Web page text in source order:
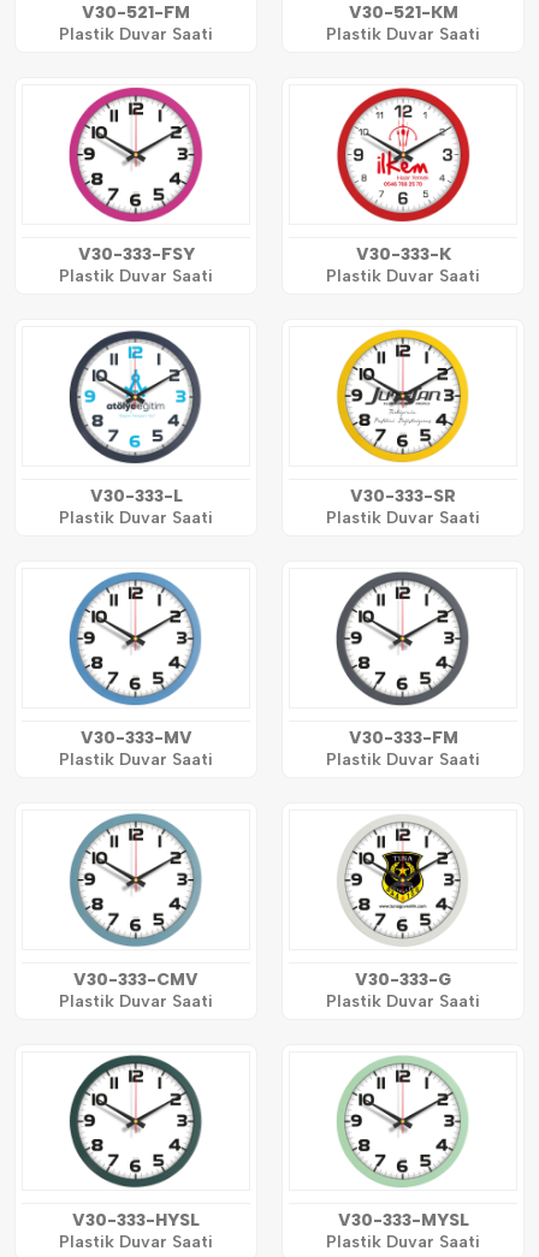
V30-521-FM
Plastik Duvar Saati
V30-521-KM
Plastik Duvar Saati
V30-333-FSY
Plastik Duvar Saati
V30-333-K
Plastik Duvar Saati
V30-333-L
Plastik Duvar Saati
V30-333-SR
Plastik Duvar Saati
V30-333-MV
Plastik Duvar Saati
V30-333-FM
Plastik Duvar Saati
V30-333-CMV
Plastik Duvar Saati
V30-333-G
Plastik Duvar Saati
V30-333-HYSL
Plastik Duvar Saati
V30-333-MYSL
Plastik Duvar Saati